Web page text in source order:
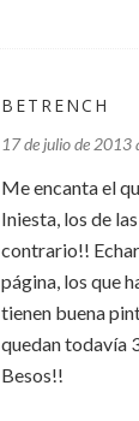
BETRENCH
17 de julio de 2013
Me encanta el
Iniesta, los de
contrario!!
página, los que
tienen buena
quedan todavía
Besos!!